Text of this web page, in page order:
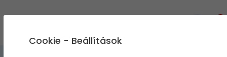
Cookie - Beállítások